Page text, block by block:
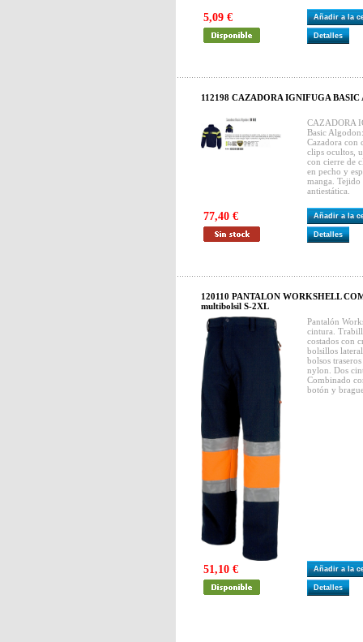
5,09 € Añadir a la
Detalles
112198 CAZADORA IGNIFUGA BASIC
CAZADORA
Basic
Cazadora con
clips ocultos,
con cierre de
en pecho y
manga.
antiestática.
77,40 € Añadir a la
Detalles
120110 PANTALON WORKSHELL
multibolsil S-2XL
Pantalón
cintura.
costados con
bolsillos
bolsos
nylon. Dos
Combinado
botón y
51,10 € Añadir a la
Detalles